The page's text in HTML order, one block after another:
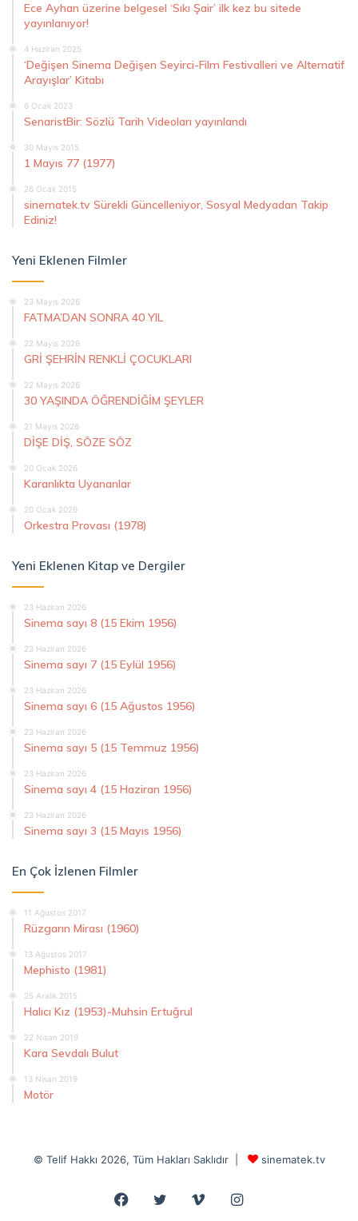
Ece Ayhan üzerine belgesel ‘Sıkı Şair’ ilk kez bu sitede
yayınlanıyor!
4 Haziran 2025
‘Değişen Sinema Değişen Seyirci-Film Festivalleri ve Alternatif
Arayışlar’ Kitabı
6 Ocak 2023
SenaristBir: Sözlü Tarih Videoları yayınlandı
30 Mayıs 2015
1 Mayıs 77 (1977)
26 Ocak 2015
sinematek.tv Sürekli Güncelleniyor, Sosyal Medyadan Takip
Ediniz!
Yeni Eklenen Filmler
23 Mayıs 2026
FATMA’DAN SONRA 40 YIL
22 Mayıs 2026
GRİ ŞEHRİN RENKLİ ÇOCUKLARI
22 Mayıs 2026
30 YAŞINDA ÖĞRENDİĞİM ŞEYLER
21 Mayıs 2026
DİŞE DİŞ, SÖZE SÖZ
20 Ocak 2026
Karanlıkta Uyananlar
20 Ocak 2026
Orkestra Provası (1978)
Yeni Eklenen Kitap ve Dergiler
23 Haziran 2026
Sinema sayı 8 (15 Ekim 1956)
23 Haziran 2026
Sinema sayı 7 (15 Eylül 1956)
23 Haziran 2026
Sinema sayı 6 (15 Ağustos 1956)
23 Haziran 2026
Sinema sayı 5 (15 Temmuz 1956)
23 Haziran 2026
Sinema sayı 4 (15 Haziran 1956)
23 Haziran 2026
Sinema sayı 3 (15 Mayıs 1956)
En Çok İzlenen Filmler
11 Ağustos 2017
Rüzgarın Mirası (1960)
13 Ağustos 2017
Mephisto (1981)
25 Aralık 2015
Halıcı Kız (1953)-Muhsin Ertuğrul
22 Nisan 2019
Kara Sevdalı Bulut
13 Nisan 2019
Motör
© Telif Hakkı 2026, Tüm Hakları Saklıdır | sinematek.tv
Facebook
Twitter VimeoInstagram